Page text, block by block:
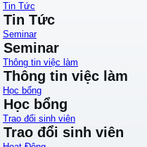
Tin Tức
Tin Tức
Seminar
Seminar
Thông tin việc làm
Thông tin việc làm
Học bổng
Học bổng
Trao đổi sinh viên
Trao đổi sinh viên